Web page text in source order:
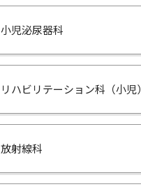
小児泌尿器科
リハビリテーション科（小児）
放射線科